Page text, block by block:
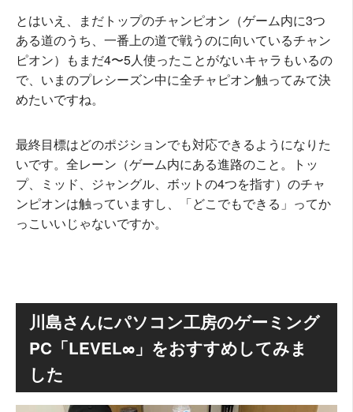
とはいえ、まだトップのチャンピオン（ゲーム内に3つ
ある道のうち、一番上の道で戦うのに向いているチャン
ピオン）もまだ4〜5人使ったことがないキャラもいるの
で、いまのプレシーズン中に全チャピオン触ってみて決
めたいですね。
最終目標はどのポジションでも対応できるようになりた
いです。全レーン（ゲーム内にある進路のこと。トッ
プ、ミッド、ジャングル、ボットの4つを指す）のチャ
ンピオンは触っていますし、「どこでもできる」ってか
っこいいじゃないですか。
川島さんにパソコン工房のゲーミング
PC「LEVEL∞」をおすすめしてみま
した